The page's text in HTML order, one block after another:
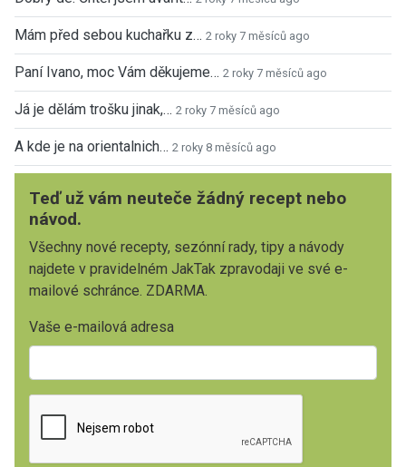
Mám před sebou kuchařku z… 2 roky 7 měsíců ago
Paní Ivano, moc Vám děkujeme… 2 roky 7 měsíců ago
Já je dělám trošku jinak,… 2 roky 7 měsíců ago
A kde je na orientalnich… 2 roky 8 měsíců ago
Teď už vám neuteče žádný recept nebo
návod.
Všechny nové recepty, sezónní rady, tipy a návody
najdete v pravidelném JakTak zpravodaji ve své e-
mailové schránce. ZDARMA.
Vaše e-mailová adresa